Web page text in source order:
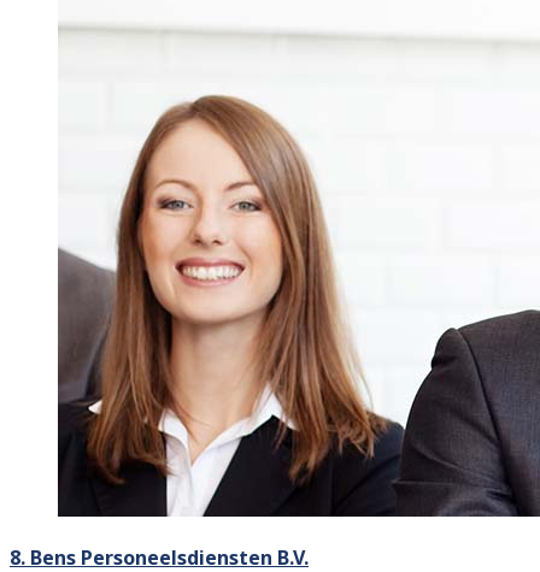
8. Bens Personeelsdiensten B.V.